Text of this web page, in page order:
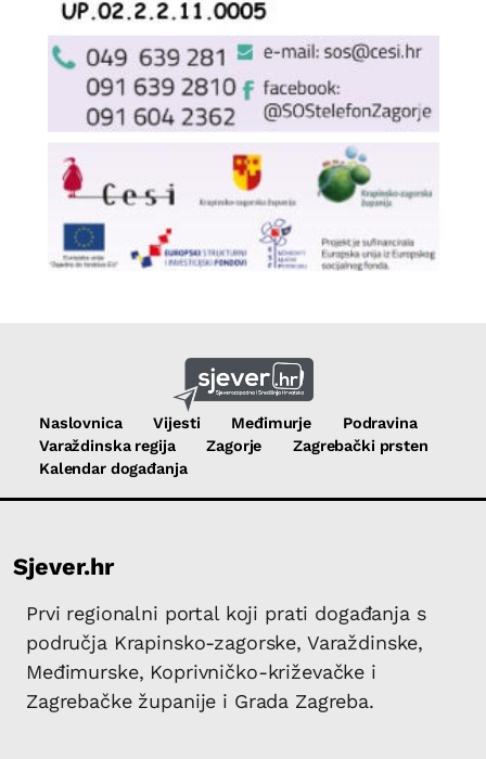
Naslovnica Vijesti Međimurje
Podravina
Varaždinska regija
Zagorje
Zagrebački prsten
Kalendar događanja
Sjever.hr
Prvi regionalni portal koji prati događanja s
područja Krapinsko-zagorske, Varaždinske,
Međimurske, Koprivničko-križevačke i
Zagrebačke županije i Grada Zagreba.